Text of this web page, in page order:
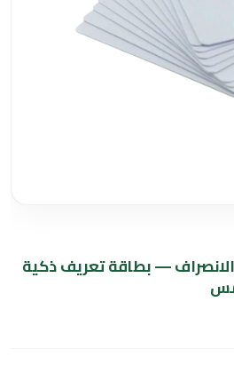
— بطاقة تعريف ذكية